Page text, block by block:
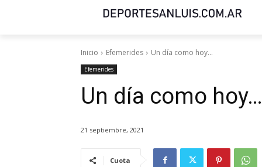
Inicio Efemerides Un día como hoy...
Efemerides
Un día como hoy…
21 septiembre, 2021
Cuota